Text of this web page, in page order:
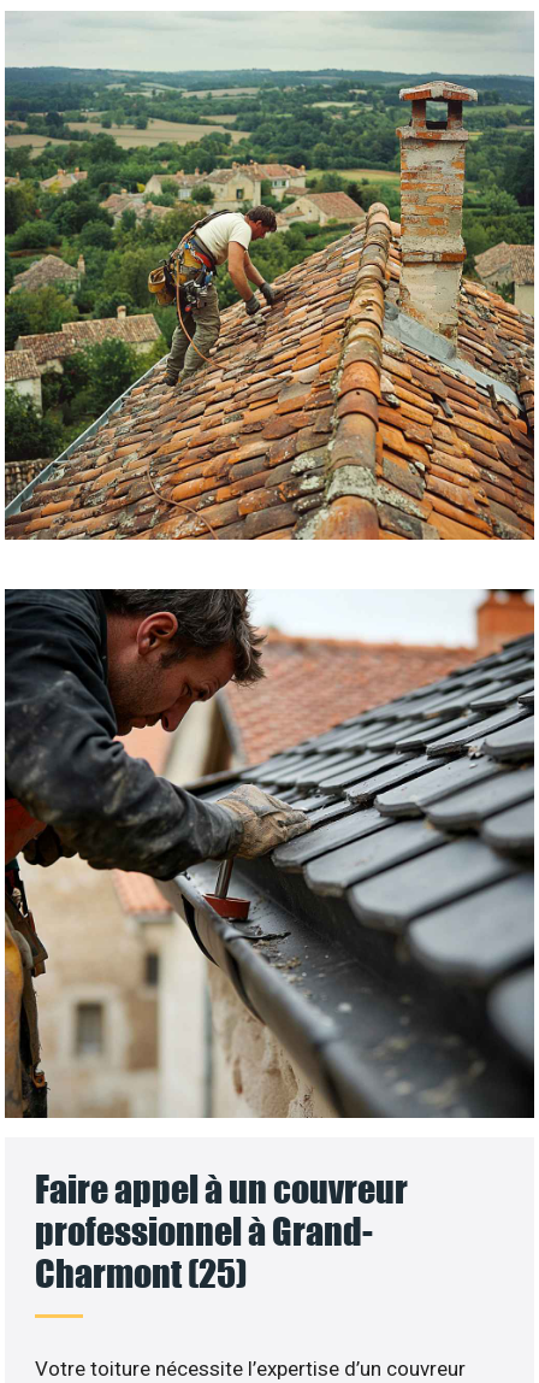
Faire appel à un couvreur
professionnel à Grand-
Charmont (25)
Votre toiture nécessite l’expertise d’un couvreur